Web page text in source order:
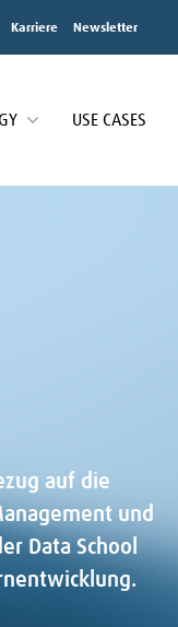
Karriere Newsletter
USE CASES
auf die
und
Data School